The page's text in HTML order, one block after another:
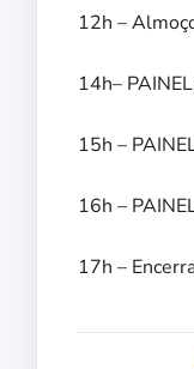
12h –
14h–
15h –
16h –
17h –